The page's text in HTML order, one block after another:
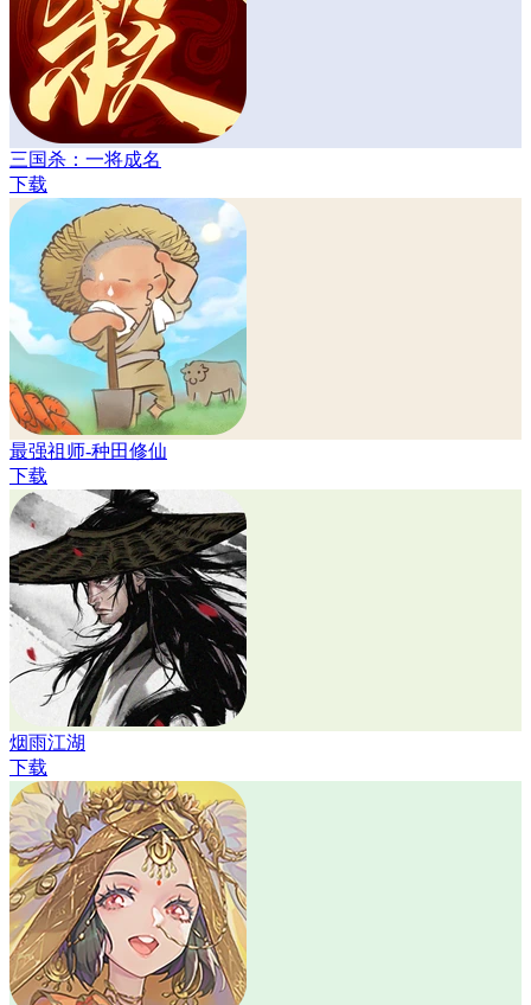
三国杀：一将成名
下载
最强祖师-种田修仙
下载
烟雨江湖
下载